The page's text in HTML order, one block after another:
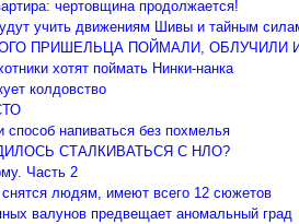
чертовщина продолжается!
учить движениям Шивы и тайным
ПРИШЕЛЬЦА ПОЙМАЛИ, ОБЛУЧИЛИ
хотят поймать Нинки-нанка
колдовство
напиваться без похмелья
СТАЛКИВАТЬСЯ С НЛО?
Часть 2
людям, имеют всего 12 сюжетов
валунов предвещает аномальный град